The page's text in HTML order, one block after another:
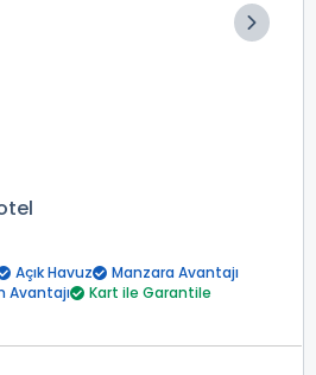
Açık Havuz
Manzara Avantajı
Avantajı
Kart ile Garantile